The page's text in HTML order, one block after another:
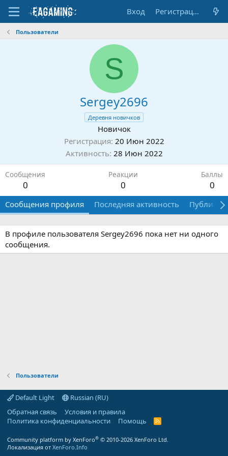
Вход Регистрация
Пользователи
S
Sergey2696
Деревня новичков
Новичок
Регистрация 20 Июн 2022
Активность 28 Июн 2022
Сообщения
0
Реакции
0
Баллы
0
Сообщения профиля Последняя активность
В профиле пользователя Sergey2696 пока нет ни одного
сообщения.
Пользователи
Default Light
Russian (RU)
Обратная связь
Условия и правила
Политика конфиденциальности
Помощь
R
Community platform by XenForo® © 2010-2026 XenForo Ltd.
Локализация от XenForo.Info